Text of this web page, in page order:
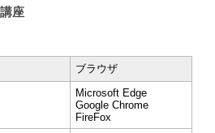
座
ブラウザ
Microsoft Edge
Google Chrome
FireFox